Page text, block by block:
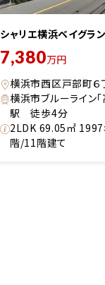
シャリエ横浜ベイグラ
7,380万円
横浜市西区戸部町６
横浜市ブルーライン「
駅 徒歩4分
2LDK 69.05㎡
階/11階建て